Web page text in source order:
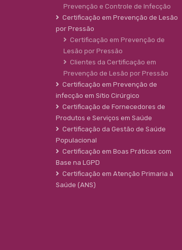
Prevenção e Controle de Infecção
Certificação em Prevenção de Lesão
por Pressão
Certificação em Prevenção de
Lesão por Pressão
Clientes da Certificação em
Prevenção de Lesão por Pressão
Certificação em Prevenção de
infecção em Sítio Cirúrgico
Certificação de Fornecedores de
Produtos e Serviços em Saúde
Certificação da Gestão de Saúde
Populacional
Certificação em Boas Práticas com
Base na LGPD
Certificação em Atenção Primaria à
Saúde (ANS)